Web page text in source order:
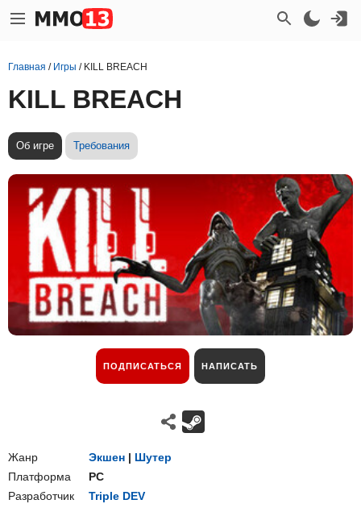
Главная / Игры / KILL BREACH
KILL BREACH
Об игре Требования
ПОДПИСАТЬСЯ НАПИСАТЬ
Жанр Экшен | Шутер
Платформа
PC
Разработчик
Triple DEV